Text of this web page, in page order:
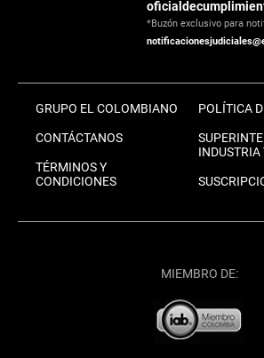
*Buzón exclusivo para
GRUPO EL COLOMBIANO
CONTÁCTANOS
TÉRMINOS Y
CONDICIONES
POLÍTICA
INDUSTRIA
MIEMBRO DE: